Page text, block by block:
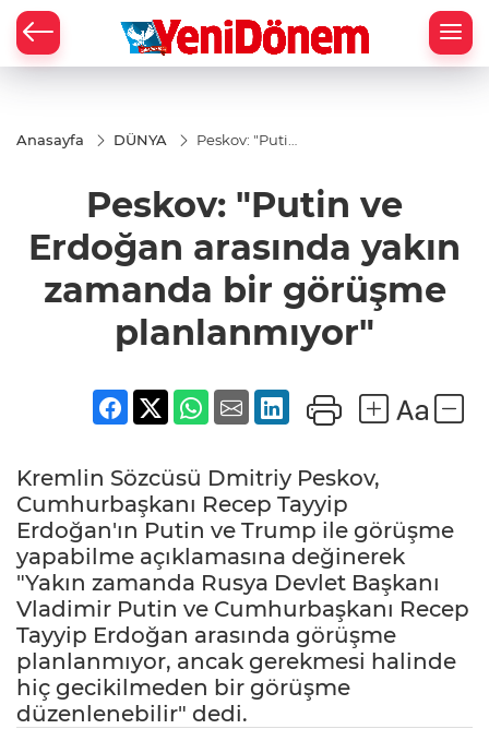
Anasayfa DÜNYA
Peskov: "Putin
zamanda bir
planlanmıyor"
Peskov: "Putin ve
Erdoğan arasında yakın
zamanda bir görüşme
planlanmıyor"
Kremlin Sözcüsü Dmitriy Peskov,
Cumhurbaşkanı Recep Tayyip
Erdoğan'ın Putin ve Trump ile görüşme
yapabilme açıklamasına değinerek
"Yakın zamanda Rusya Devlet Başkanı
Vladimir Putin ve Cumhurbaşkanı Recep
Tayyip Erdoğan arasında görüşme
planlanmıyor, ancak gerekmesi halinde
hiç gecikilmeden bir görüşme
düzenlenebilir" dedi.